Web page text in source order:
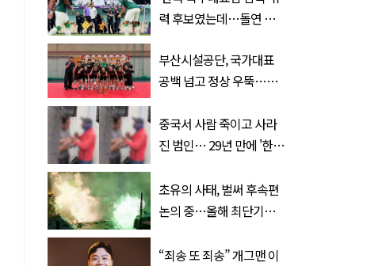
력 후보였는데…돌연 코
‘거장’
부산시설공단, 국가대표
공백 넘고 정상 우뚝…디
중국서 사람 죽이고 사라
진 범인… 29년 만에 '한
초유의 사태, 벌써 후속편
논의 중…올해 최단기간
정체
“죄송 또 죄송” 개그맨 이